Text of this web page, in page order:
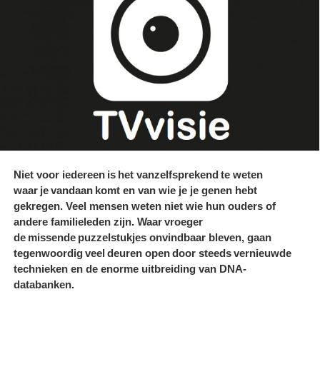
Niet voor iedereen is het vanzelfsprekend te weten
waar je vandaan komt en van wie je je genen hebt
gekregen. Veel mensen weten niet wie hun ouders of
andere familieleden zijn. Waar vroeger
de missende puzzelstukjes onvindbaar bleven, gaan
tegenwoordig veel deuren open door steeds vernieuwde
technieken en de enorme uitbreiding van DNA-
databanken.